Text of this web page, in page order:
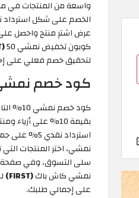
الخصم على شكل استرداد
عرض اشترِ منتج واحصل على
كوبون تخفيض نمشي 50
(FIRST)
لتحقيق خصم فعلي على
كود خصم نمشي
كود خصم نمشي 10% التالي
بقيمة 10% على
استرداد نقدي
نمشي، اختر المنتجات
سلى التسوق، وفي
نمشي كاش باك(FIRST)
على إجمالي طلبك.